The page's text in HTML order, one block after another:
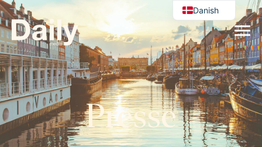
Presse
Danish
English